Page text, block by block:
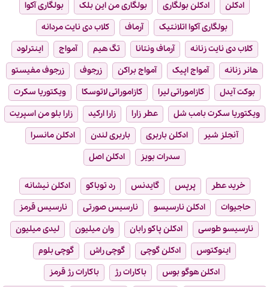
ادکلن ادکلن بولگاری بولگاری من این بلک
بولگاری آکوا
بولگاری آکوا اتلانتیک
آرماف
کلاب دی نایت مردانه
کلاب دی نایت زنانه
آرماف ونتانا تگ هیم آمواج
اینترلود
هانر زنانه
آمواج اپیک آمواج براکن زرجوف
زرجوف مفیستو
بوکت آیدل
کازاموراتی لیرا کازاموراتی لاتوسکا
ویکتوریا سکرت
ویکتوریا سکرت بامب شل
عطر زارا زارا ارکید
زارا بلو من اسپریت
آنجلز شیر
ادکلن باربری باربری لندن
ادکلن مانسرا
سدرات بویز
ادکلن اصل
خرید عطر پرپس گایدنس رد توباکو
ادکلن نیشانه
حاجیوات
ادکلن نارسیسو نارسیس صورتی
نارسیس قرمز
نارسیسو طوسی
ادکلن پاکو رابان وان میلیون
لیدی میلیون
اینوکتوس
ادکلن گوچی گوچی راش
گوچی بلوم
ادکلن هوگو بوس
باکارات رژ
باکارات رژ قرمز